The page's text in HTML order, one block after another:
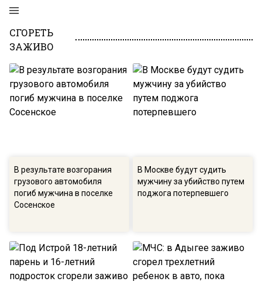
СГОРЕТЬ
ЗАЖИВО
В результате возгорания
грузового автомобиля
погиб мужчина в поселке
Сосенское
В Москве будут судить
мужчину за убийство путем
поджога потерпевшего